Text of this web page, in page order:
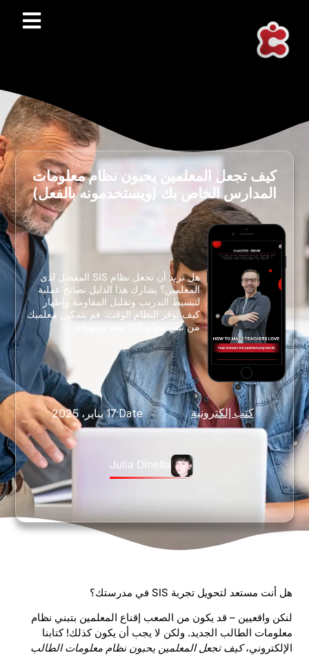
كيف تجعل المعلمين يحبون نظام معلومات
المدارس الخاص بك (ويستخدمونه بالفعل)
كتب إلكترونية Date:17 يناير، 2025
Julia Dinella
هل تريد أن تجعل نظام SIS المفضل لدى
المعلمين؟ يشارك هذا الدليل نصائح عملية
لتبسيط التدريب وتقليل المقاومة وإظهار
كيف يوفر النظام الوقت. قم بتمكين معلميك
من تبني نظام SIS بثقة وسهولة.
هل أنت مستعد لتحويل تجربة SIS في مدرستك؟
لنكن واقعيين – قد يكون من الصعب إقناع المعلمين بتبني نظام
معلومات الطالب الجديد. ولكن لا يجب أن يكون كذلك! كتابنا
الإلكتروني،كيف تجعل المعلمين يحبون نظام معلومات الطالب